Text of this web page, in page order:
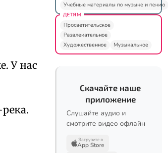
У нас
Учебные материалы по музыке и пению
ДЕТЯМ
Просветительское
Развлекательное
Художественное
Музыкальное
Скачайте наше
приложение
Слушайте аудио и
смотрите видео офлайн
Загрузите в
App Store